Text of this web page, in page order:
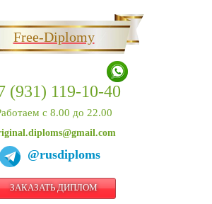
Free-Diplomy
(931) 119-10-40
с 8.00 до 22.00
@rusdiploms
ЗАКАЗАТЬ ДИПЛОМ